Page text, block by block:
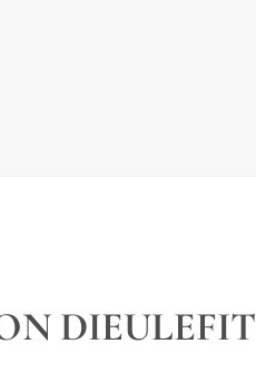
DIEULEFIT